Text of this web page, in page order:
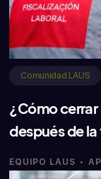
Comunidad LAUS
¿Cómo
después de
EQUIPO LAUS ·